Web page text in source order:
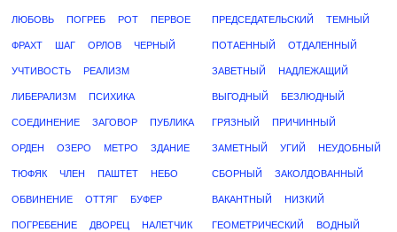
ЛЮБОВЬ ПОГРЕБ РОТ ПЕРВОЕ
ФРАХТ ШАГ ОРЛОВ ЧЕРНЫЙ
УЧТИВОСТЬ РЕАЛИЗМ
ЛИБЕРАЛИЗМ ПСИХИКА
СОЕДИНЕНИЕ ЗАГОВОР ПУБЛИКА
ОРДЕН ОЗЕРО МЕТРО ЗДАНИЕ
ТЮФЯК ЧЛЕН ПАШТЕТ НЕБО
ОБВИНЕНИЕ ОТТЯГ БУФЕР
ПОГРЕБЕНИЕ ДВОРЕЦ НАЛЕТЧИК
ПРЕДСЕДАТЕЛЬСКИЙ ТЕМНЫЙ
ПОТАЕННЫЙ ОТДАЛЕННЫЙ
ЗАВЕТНЫЙ НАДЛЕЖАЩИЙ
ВЫГОДНЫЙ БЕЗЛЮДНЫЙ
ГРЯЗНЫЙ ПРИЧИННЫЙ
ЗАМЕТНЫЙ УГИЙ НЕУДОБНЫЙ
СБОРНЫЙ ЗАКОЛДОВАННЫЙ
ВАКАНТНЫЙ НИЗКИЙ
ГЕОМЕТРИЧЕСКИЙ ВОДНЫЙ